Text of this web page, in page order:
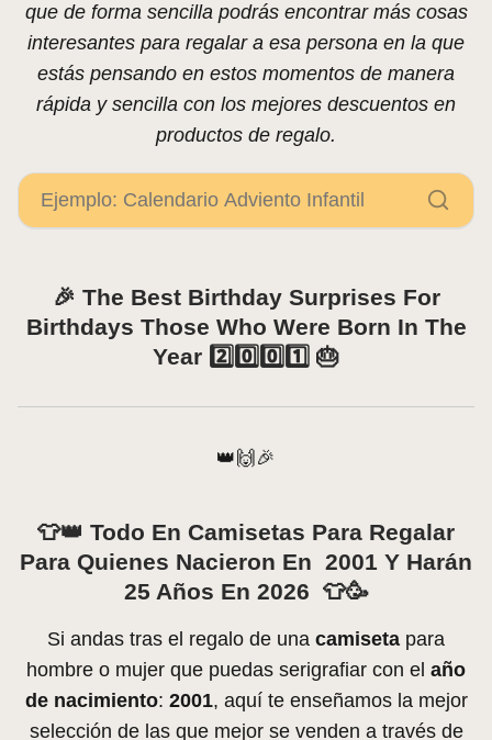
que de forma sencilla podrás encontrar más cosas
interesantes para regalar a esa persona en la que
estás pensando en estos momentos de manera
rápida y sencilla con los mejores descuentos en
productos de regalo.
🎉 The Best Birthday Surprises For
Birthdays Those Who Were Born In The
Year 2️⃣0️⃣0️⃣1️⃣ 🎂
👑🙌🎉
👕👑 Todo En Camisetas Para Regalar
Para Quienes Nacieron En 2001 Y Harán
25 Años En 2026 👕🥳
Si andas tras el regalo de una camiseta para
hombre o mujer que puedas serigrafiar con el año
de nacimiento: 2001, aquí te enseñamos la mejor
selección de las que mejor se venden a través de